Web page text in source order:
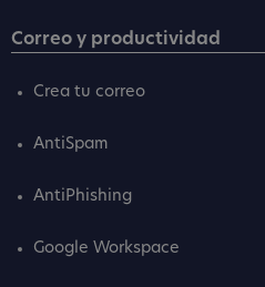
Correo y productividad
Crea tu correo
AntiSpam
AntiPhishing
Google Workspace